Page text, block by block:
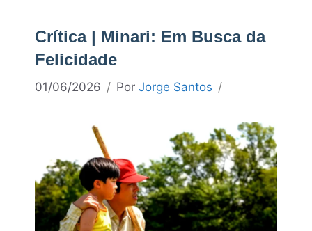
Crítica | Minari: Em Busca da
Felicidade
01/06/2026 Por Jorge Santos